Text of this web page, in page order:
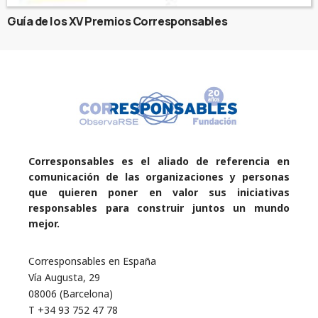
Guía de los XV Premios Corresponsables
Corresponsables es el aliado de referencia en
comunicación de las organizaciones y personas
que quieren poner en valor sus iniciativas
responsables para construir juntos un mundo
mejor.
Corresponsables en España
Vía Augusta, 29
08006 (Barcelona)
T +34 93 752 47 78